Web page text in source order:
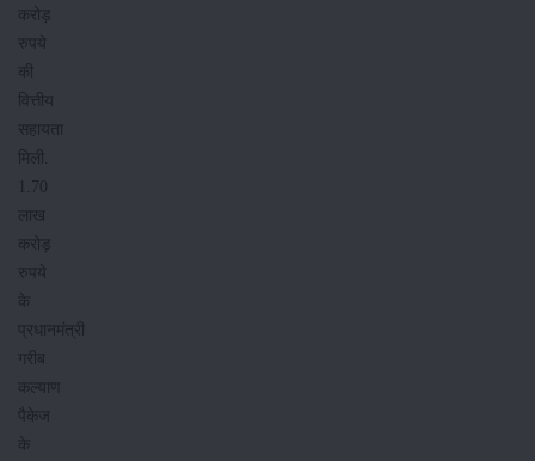
करोड़
रुपये
की
वित्तीय
सहायता
मिली.
1.70
लाख
करोड़
रुपये
के
प्रधानमंत्री
गरीब
कल्याण
पैकेज
के